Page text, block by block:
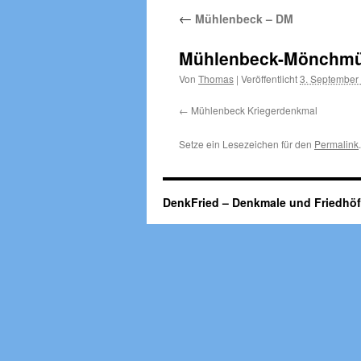
← Mühlenbeck – DM
Mühlenbeck-
Von Thomas | Veröffentlicht3.
Mühlenbeck Kriegerdenkmal
Setze ein Lesezeichen für den Permalink.
DenkFried – Denkmale und